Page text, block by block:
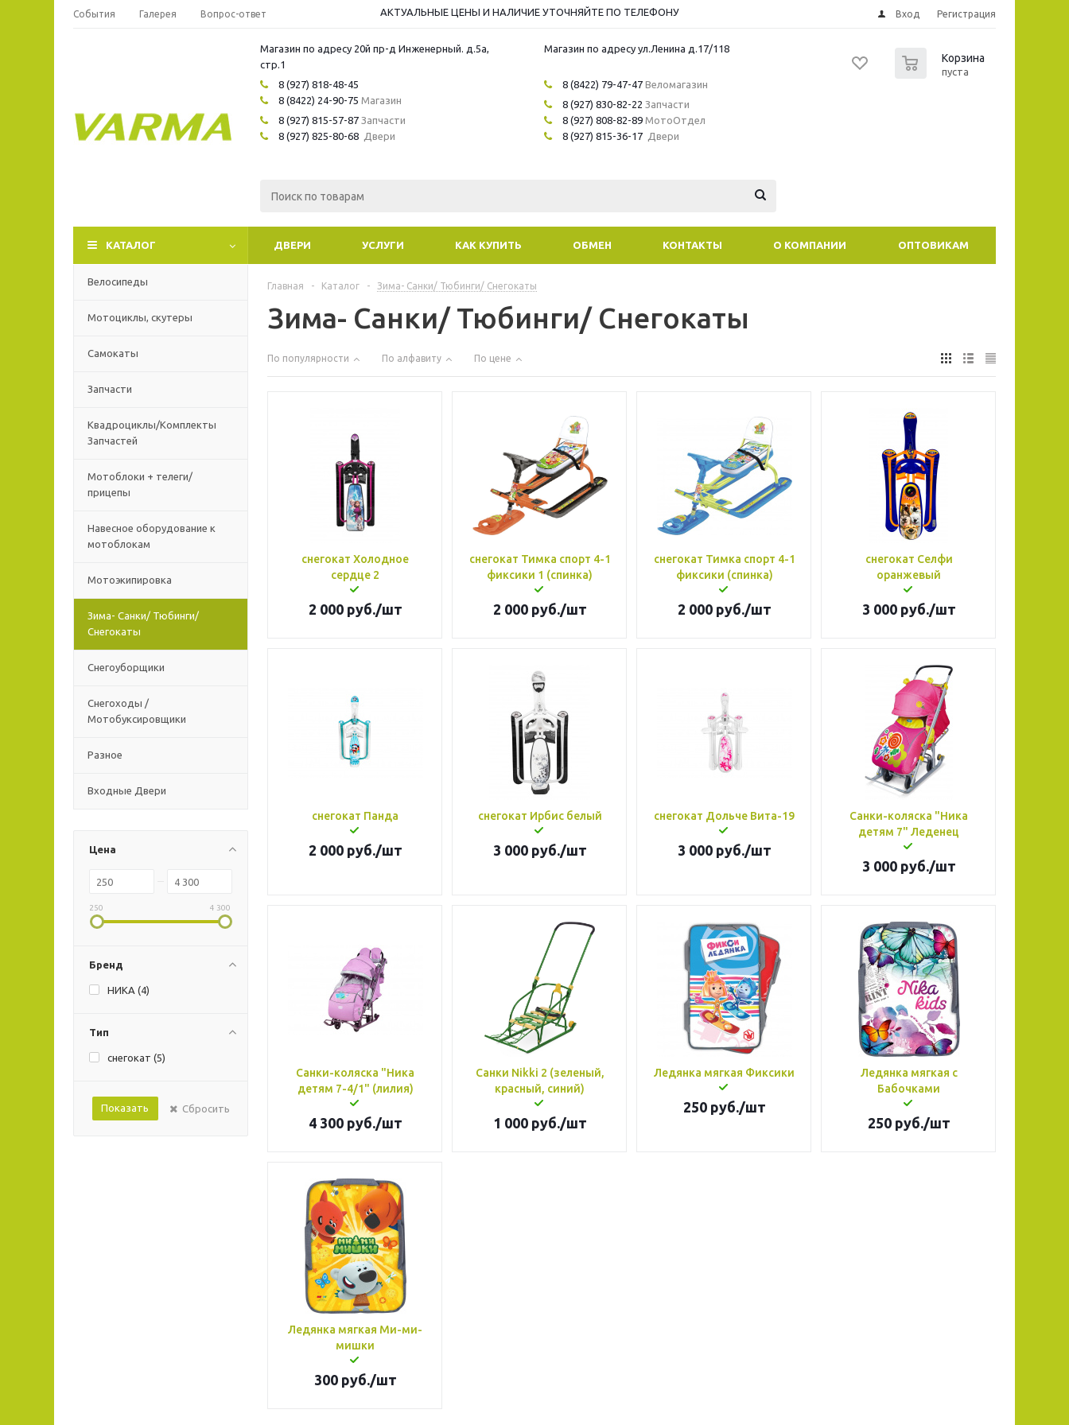
События Галерея Вопрос-ответ АКТУАЛЬНЫЕ ЦЕНЫ И НАЛИЧИЕ УТОЧНЯЙТЕ ПО ТЕЛЕФОНУ Вход Регистрация
Магазин по адресу 20й пр-д Инженерный. д.5а,
стр.1
8 (927) 818-48-45
8 (8422) 24-90-75 Магазин
8 (927) 815-57-87 Запчасти
8 (927) 825-80-68 Двери
Магазин по адресу ул.Ленина д.17/118
8 (8422) 79-47-47 Веломагазин
8 (927) 830-82-22 Запчасти
8 (927) 808-82-89МотоОтдел
8 (927) 815-36-17Двери
Корзина
пуста
КАТАЛОГ ДВЕРИ УСЛУГИ КАК КУПИТЬ ОБМЕН КОНТАКТЫ О КОМПАНИИ ОПТОВИКАМ
Велосипеды
Мотоциклы, скутеры
Самокаты
Запчасти
Квадроциклы/Комплекты
Запчастей
Мотоблоки + телеги/
прицепы
Навесное оборудование к
мотоблокам
Мотоэкипировка
Зима- Санки/ Тюбинги/
Снегокаты
Снегоуборщики
Снегоходы /
Мотобуксировщики
Разное
Входные Двери
Цена
250 4 300
Бренд
НИКА (4)
Тип
снегокат (5)
Показать Сбросить
Главная - Каталог - Зима- Санки/ Тюбинги/ Снегокаты
Зима- Санки/ Тюбинги/ Снегокаты
По популярности По алфавиту По цене
снегокат Холодное
сердце 2
2 000руб./шт
снегокат Тимка спорт 4-1
фиксики 1 (спинка)
2 000руб./шт
снегокат Тимка спорт 4-1
фиксики (спинка)
2 000руб./шт
снегокат Селфи
оранжевый
3 000руб./шт
снегокат Панда
2 000руб./шт
снегокат Ирбис белый
3 000руб./шт
снегокат Дольче Вита-19
3 000руб./шт
Санки-коляска "Ника
детям 7" Леденец
3 000руб./шт
Санки-коляска "Ника
детям 7-4/1" (лилия)
4 300руб./шт
Санки Nikki 2 (зеленый,
красный, синий)
1 000руб./шт
Ледянка мягкая Фиксики
250руб./шт
Ледянка мягкая с
Бабочками
250руб./шт
Ледянка мягкая Ми-ми-
мишки
300руб./шт